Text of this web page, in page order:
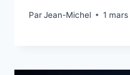
ParJean-Michel
28 février 2026 1